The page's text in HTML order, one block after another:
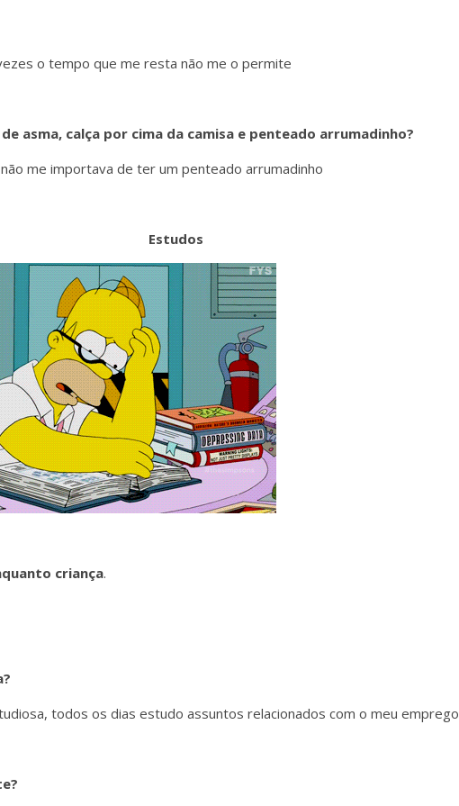
o tempo que me resta não me o permite
asma, calça por cima da camisa e penteado arrumadinho?
me importava de ter um penteado arrumadinho
Estudos
criança.
todos os dias estudo assuntos relacionados com o meu emprego